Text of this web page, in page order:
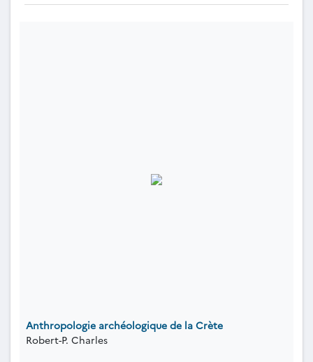
Anthropologie archéologique de la Crète
Robert-P. Charles